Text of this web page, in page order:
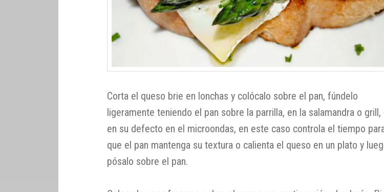
Corta el queso brie en lonchas y colócalo sobre el pan, fúndelo
ligeramente teniendo el pan sobre la parrilla, en la salamandra o grill,
en su defecto en el microondas, en este caso controla el tiempo
que el pan mantenga su textura o calienta el queso en un plato y
pósalo sobre el pan.